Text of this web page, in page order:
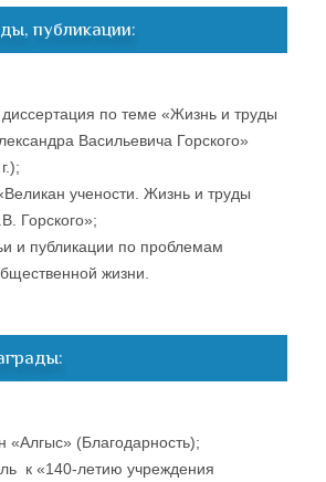
публикации:
диссертация по теме «Жизнь и труды
Васильевича Горского»
учености. Жизнь и труды
Горского»;
и публикации по проблемам
жизни.
«Алгыс» (Благодарность);
к «140-летию учреждения